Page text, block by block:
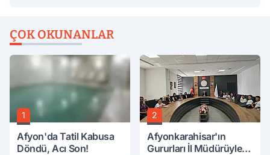
ÇOK OKUNANLAR
1
Afyon'da Tatil Kabusa
Döndü, Acı Son!
2
Afyonkarahisar'ın
Gururları İl Müdürüyle